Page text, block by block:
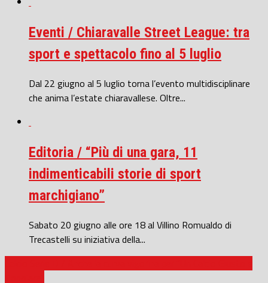
Eventi / Chiaravalle Street League: tra
sport e spettacolo fino al 5 luglio
Dal 22 giugno al 5 luglio torna l’evento multidisciplinare
che anima l’estate chiaravallese. Oltre...
Editoria / “Più di una gara, 11
indimenticabili storie di sport
marchigiano”
Sabato 20 giugno alle ore 18 al Villino Romualdo di
Trecastelli su iniziativa della...